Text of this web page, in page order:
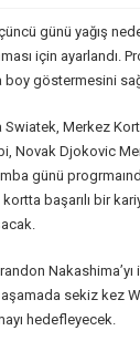
günü yağış
için ayarlandı.
göstermesini
Merkez
Novak Djokovic
günü
başarılı bir
sekiz kez
hedefleyecek.